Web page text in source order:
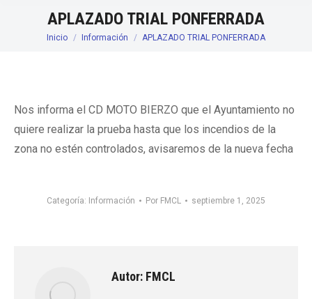
APLAZADO TRIAL PONFERRADA
Estás aquí:
Inicio Información APLAZADO TRIAL PONFERRADA
Nos informa el CD MOTO BIERZO que el Ayuntamiento no
quiere realizar la prueba hasta que los incendios de la
zona no estén controlados, avisaremos de la nueva fecha
Categoría: Información Por FMCL septiembre 1, 2025
Autor: FMCL